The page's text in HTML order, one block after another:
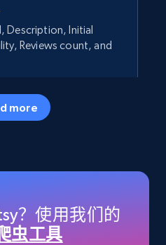
Description, Initial
Reviews count, and
Description, Initial
Reviews count, and
more
？使用我们的
虫工具